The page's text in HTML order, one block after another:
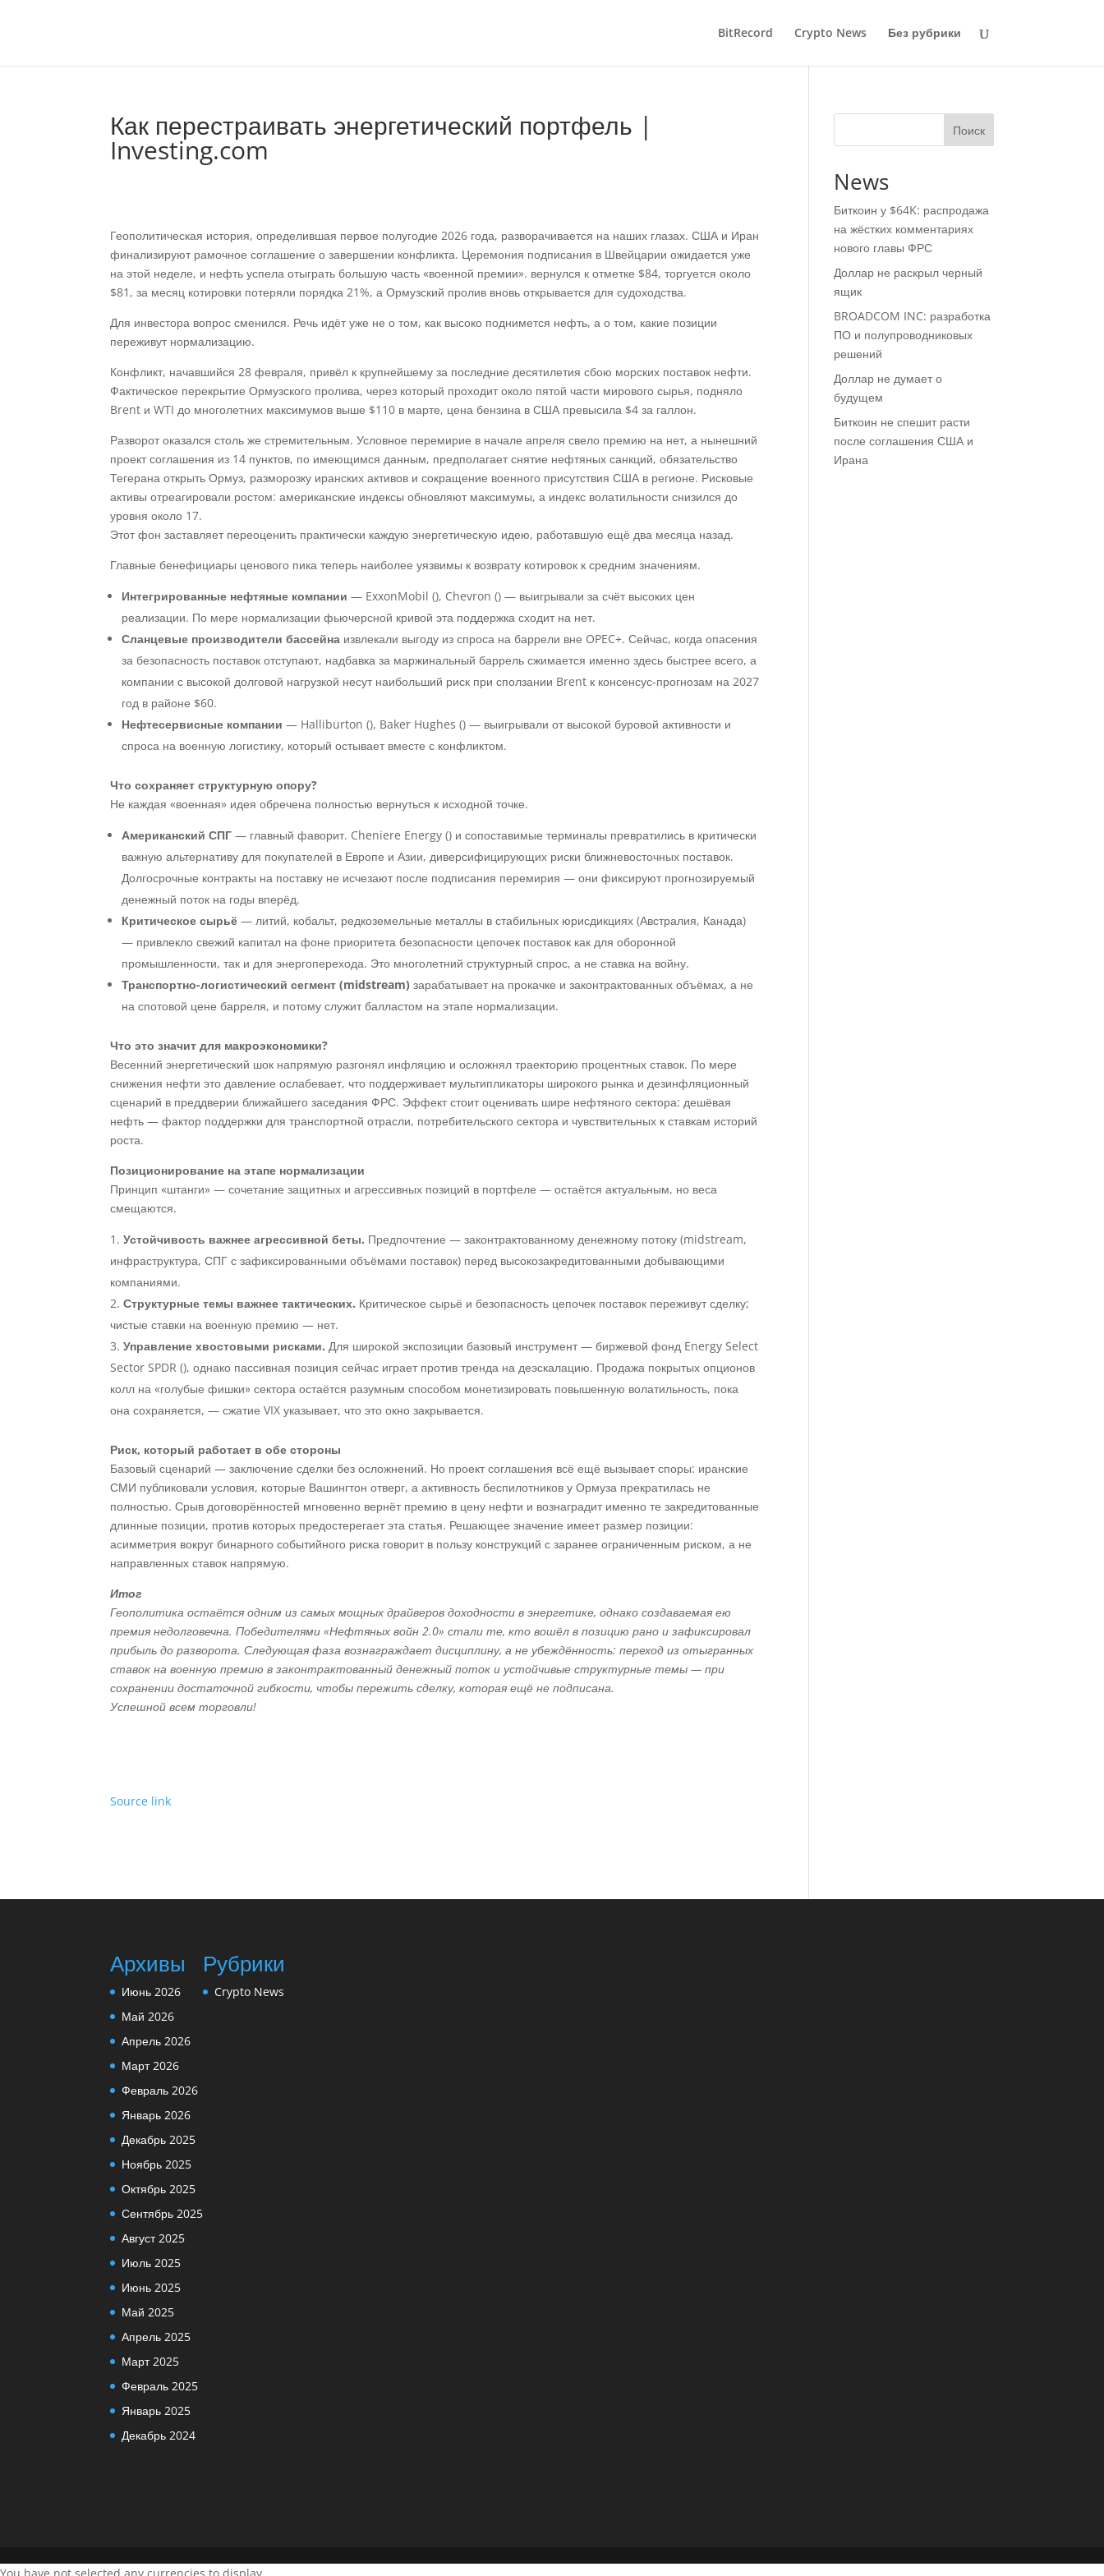
BitRecord Crypto News Без рубрики
Как перестраивать энергетический портфель |
Investing.com
Геополитическая история, определившая первое полугодие 2026 года, разворачивается на наших глазах. США и Иран
финализируют рамочное соглашение о завершении конфликта. Церемония подписания в Швейцарии ожидается уже
на этой неделе, и нефть успела отыграть большую часть «военной премии». вернулся к отметке $84, торгуется около
$81, за месяц котировки потеряли порядка 21%, а Ормузский пролив вновь открывается для судоходства.
Для инвестора вопрос сменился. Речь идёт уже не о том, как высоко поднимется нефть, а о том, какие позиции
переживут нормализацию.
Конфликт, начавшийся 28 февраля, привёл к крупнейшему за последние десятилетия сбою морских поставок нефти.
Фактическое перекрытие Ормузского пролива, через который проходит около пятой части мирового сырья, подняло
Brent и WTI до многолетних максимумов выше $110 в марте, цена бензина в США превысила $4 за галлон.
Разворот оказался столь же стремительным. Условное перемирие в начале апреля свело премию на нет, а нынешний
проект соглашения из 14 пунктов, по имеющимся данным, предполагает снятие нефтяных санкций, обязательство
Тегерана открыть Ормуз, разморозку иранских активов и сокращение военного присутствия США в регионе. Рисковые
активы отреагировали ростом: американские индексы обновляют максимумы, а индекс волатильности снизился до
уровня около 17.
Этот фон заставляет переоценить практически каждую энергетическую идею, работавшую ещё два месяца назад.
Главные бенефициары ценового пика теперь наиболее уязвимы к возврату котировок к средним значениям.
Интегрированные нефтяные компании — ExxonMobil (), Chevron () — выигрывали за счёт высоких цен
реализации. По мере нормализации фьючерсной кривой эта поддержка сходит на нет.
Сланцевые производители бассейна извлекали выгоду из спроса на баррели вне OPEC+. Сейчас, когда опасения
за безопасность поставок отступают, надбавка за маржинальный баррель сжимается именно здесь быстрее всего, а
компании с высокой долговой нагрузкой несут наибольший риск при сползании Brent к консенсус-прогнозам на 2027
год в районе $60.
Нефтесервисные компании — Halliburton (), Baker Hughes () — выигрывали от высокой буровой активности и
спроса на военную логистику, который остывает вместе с конфликтом.
Что сохраняет структурную опору?
Не каждая «военная» идея обречена полностью вернуться к исходной точке.
Американский СПГ — главный фаворит. Cheniere Energy () и сопоставимые терминалы превратились в критически
важную альтернативу для покупателей в Европе и Азии, диверсифицирующих риски ближневосточных поставок.
Долгосрочные контракты на поставку не исчезают после подписания перемирия — они фиксируют прогнозируемый
денежный поток на годы вперёд.
Критическое сырьё — литий, кобальт, редкоземельные металлы в стабильных юрисдикциях (Австралия, Канада)
— привлекло свежий капитал на фоне приоритета безопасности цепочек поставок как для оборонной
промышленности, так и для энергоперехода. Это многолетний структурный спрос, а не ставка на войну.
Транспортно-логистический сегмент (midstream) зарабатывает на прокачке и законтрактованных объёмах, а не
на спотовой цене барреля, и потому служит балластом на этапе нормализации.
Что это значит для макроэкономики?
Весенний энергетический шок напрямую разгонял инфляцию и осложнял траекторию процентных ставок. По мере
снижения нефти это давление ослабевает, что поддерживает мультипликаторы широкого рынка и дезинфляционный
сценарий в преддверии ближайшего заседания ФРС. Эффект стоит оценивать шире нефтяного сектора: дешёвая
нефть — фактор поддержки для транспортной отрасли, потребительского сектора и чувствительных к ставкам историй
роста.
Позиционирование на этапе нормализации
Принцип «штанги» — сочетание защитных и агрессивных позиций в портфеле — остаётся актуальным, но веса
смещаются.
Устойчивость важнее агрессивной беты. Предпочтение — законтрактованному денежному потоку (midstream,
инфраструктура, СПГ с зафиксированными объёмами поставок) перед высокозакредитованными добывающими
компаниями.
Структурные темы важнее тактических. Критическое сырьё и безопасность цепочек поставок переживут сделку;
чистые ставки на военную премию — нет.
Управление хвостовыми рисками. Для широкой экспозиции базовый инструмент — биржевой фонд Energy Select
Sector SPDR (), однако пассивная позиция сейчас играет против тренда на деэскалацию. Продажа покрытых опционов
колл на «голубые фишки» сектора остаётся разумным способом монетизировать повышенную волатильность, пока
она сохраняется, — сжатие VIX указывает, что это окно закрывается.
Риск, который работает в обе стороны
Базовый сценарий — заключение сделки без осложнений. Но проект соглашения всё ещё вызывает споры: иранские
СМИ публиковали условия, которые Вашингтон отверг, а активность беспилотников у Ормуза прекратилась не
полностью. Срыв договорённостей мгновенно вернёт премию в цену нефти и вознаградит именно те закредитованные
длинные позиции, против которых предостерегает эта статья. Решающее значение имеет размер позиции:
асимметрия вокруг бинарного событийного риска говорит в пользу конструкций с заранее ограниченным риском, а не
направленных ставок напрямую.
Итог
Геополитика остаётся одним из самых мощных драйверов доходности в энергетике, однако создаваемая ею
премия недолговечна. Победителями «Нефтяных войн 2.0» стали те, кто вошёл в позицию рано и зафиксировал
прибыль до разворота. Следующая фаза вознаграждает дисциплину, а не убеждённость: переход из отыгранных
ставок на военную премию в законтрактованный денежный поток и устойчивые структурные темы — при
сохранении достаточной гибкости, чтобы пережить сделку, которая ещё не подписана.
Успешной всем торговли!
Source link
Поиск
News
Биткоин у $64K: распродажа
на жёстких комментариях
нового главы ФРС
Доллар не раскрыл черный
ящик
BROADCOM INC: разработка
ПО и полупроводниковых
решений
Доллар не думает о
будущем
Биткоин не спешит расти
после соглашения США и
Ирана
Архивы
Июнь 2026
Май 2026
Апрель 2026
Март 2026
Февраль 2026
Январь 2026
Декабрь 2025
Ноябрь 2025
Октябрь 2025
Сентябрь 2025
Август 2025
Июль 2025
Июнь 2025
Май 2025
Апрель 2025
Март 2025
Февраль 2025
Январь 2025
Декабрь 2024
Рубрики
Crypto News